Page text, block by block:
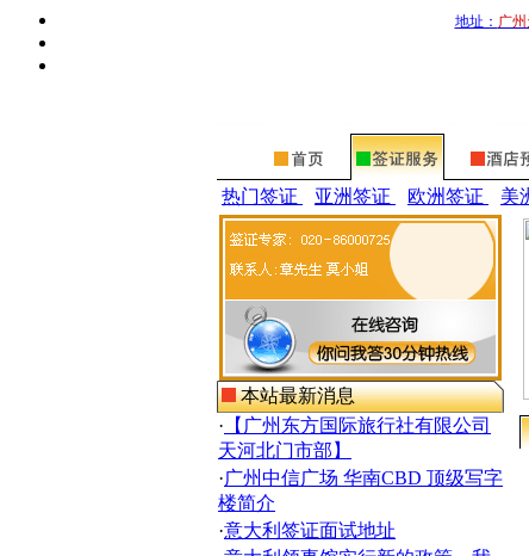
地址： 广
热门签证 亚洲签证 欧洲签证 美
本站最新消息
· 【广州东方国际旅行社有限公司
天河北门市部】
·广州中信广场 华南CBD 顶级写字
楼简介
·意大利签证面试地址